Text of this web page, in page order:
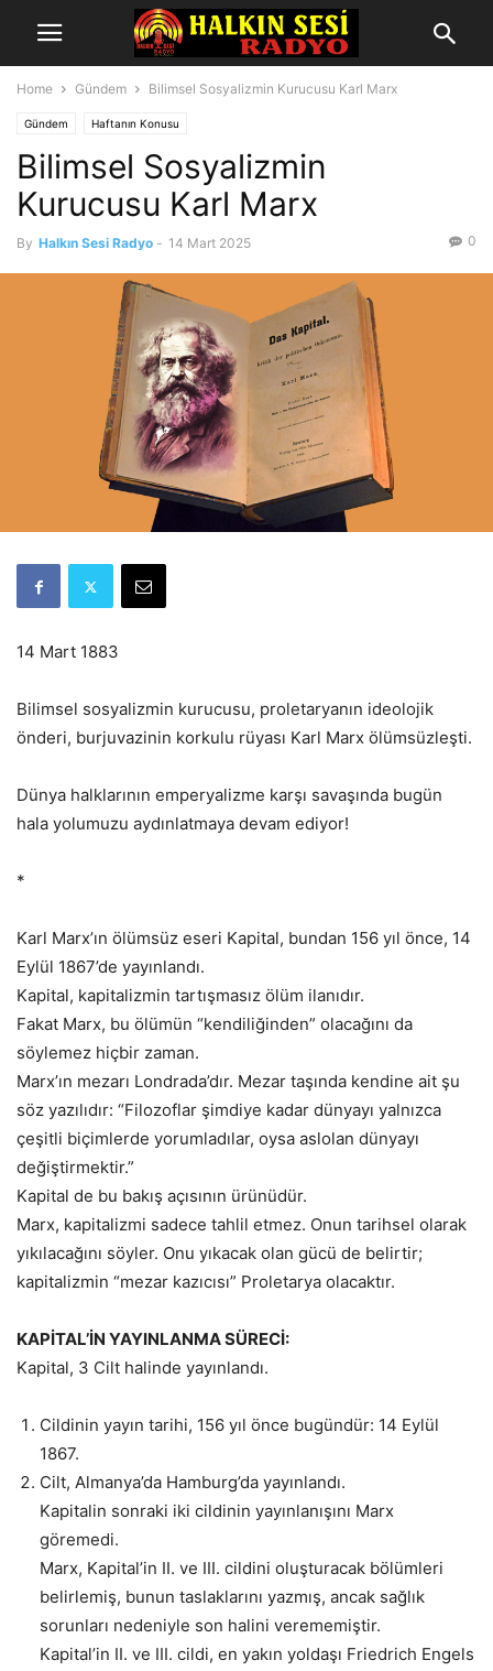
Home Gündem Bilimsel Sosyalizmin Kurucusu Karl Marx
Gündem Haftanın Konusu
Bilimsel Sosyalizmin
Kurucusu Karl Marx
By Halkın Sesi Radyo - 14 Mart 2025 0
14 Mart 1883
Bilimsel sosyalizmin kurucusu, proletaryanın ideolojik
önderi, burjuvazinin korkulu rüyası Karl Marx ölümsüzleşti.
Dünya halklarının emperyalizme karşı savaşında bugün
hala yolumuzu aydınlatmaya devam ediyor!
*
Karl Marx’ın ölümsüz eseri Kapital, bundan 156 yıl önce, 14
Eylül 1867’de yayınlandı.
Kapital, kapitalizmin tartışmasız ölüm ilanıdır.
Fakat Marx, bu ölümün “kendiliğinden” olacağını da
söylemez hiçbir zaman.
Marx’ın mezarı Londrada’dır. Mezar taşında kendine ait şu
söz yazılıdır: “Filozoflar şimdiye kadar dünyayı yalnızca
çeşitli biçimlerde yorumladılar, oysa aslolan dünyayı
değiştirmektir.”
Kapital de bu bakış açısının ürünüdür.
Marx, kapitalizmi sadece tahlil etmez. Onun tarihsel olarak
yıkılacağını söyler. Onu yıkacak olan gücü de belirtir;
kapitalizmin “mezar kazıcısı” Proletarya olacaktır.
KAPİTAL’İN YAYINLANMA SÜRECİ:
Kapital, 3 Cilt halinde yayınlandı.
Cildinin yayın tarihi, 156 yıl önce bugündür: 14 Eylül
1867.
Cilt, Almanya’da Hamburg’da yayınlandı.
Kapitalin sonraki iki cildinin yayınlanışını Marx
göremedi.
Marx, Kapital’in II. ve III. cildini oluşturacak bölümleri
belirlemiş, bunun taslaklarını yazmış, ancak sağlık
sorunları nedeniyle son halini verememiştir.
Kapital’in II. ve III. cildi, en yakın yoldaşı Friedrich Engels